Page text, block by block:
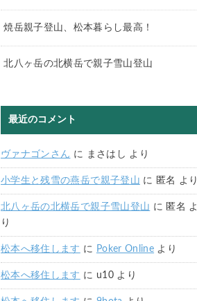
焼岳親子登山、松本暮らし最高！
北八ヶ岳の北横岳で親子雪山登山
最近のコメント
ヴァナゴンさん に まさはし より
小学生と残雪の燕岳で親子登山 に 匿名 より
北八ヶ岳の北横岳で親子雪山登山 に 匿名 よ
り
松本へ移住します に Poker Online より
松本へ移住します に u10より